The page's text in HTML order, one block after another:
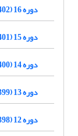
دوره 16 (1402)
دوره 15 (1401)
دوره 14 (1400)
دوره 13 (1399)
دوره 12 (1398)